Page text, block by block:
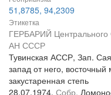
51,8785, 94,2309
Этикетка
ГЕРБАРИЙ Центрального
АН СССР
Тувинская АССР, Зап.
запад от него, восточный
закустаренная степь
28.07.1974. Собр.